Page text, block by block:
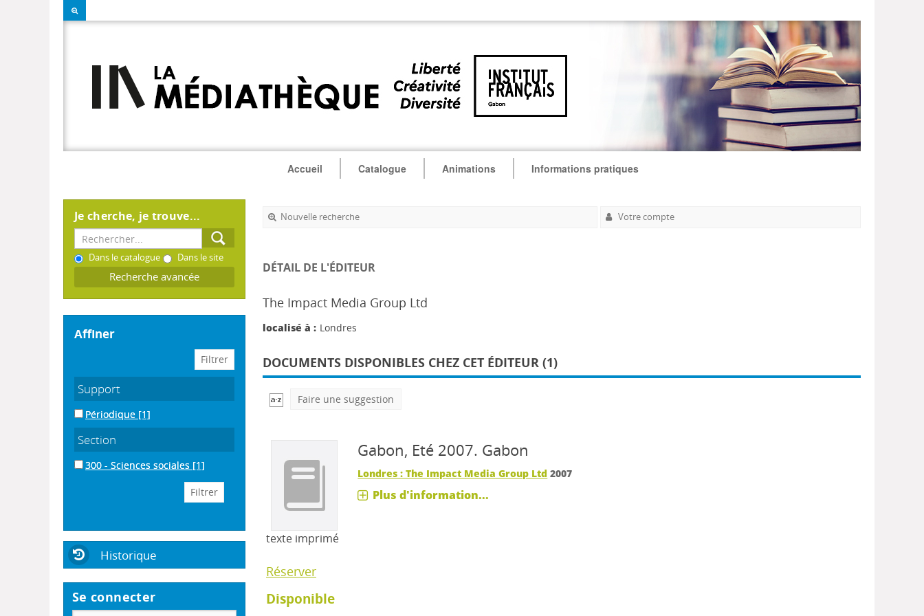
Accueil Catalogue Animations Informations pratiques
Je cherche, je trouve...
Dans le catalogue Dans le site
Recherche avancée
affiner
Support
Périodique [1]
Section
300 - Sciences sociales [1]
Historique
Se connecter
Nouvelle recherche Votre compte
DÉTAIL DE L'ÉDITEUR
The Impact Media Group Ltd
localisé à : Londres
DOCUMENTS DISPONIBLES CHEZ CET ÉDITEUR (1)
Faire une suggestion
texte imprimé
Gabon, Eté 2007. Gabon
Londres : The Impact Media Group Ltd 2007
Plus d'information...
Réserver
Disponible